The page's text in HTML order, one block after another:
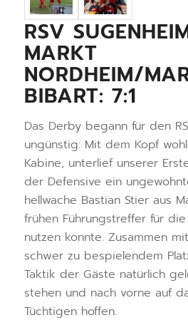
RSV
MARKT
NORDHEIM/
BIBART: 7:1
Das Derby begann für den
ungünstig: Mit dem Kopf
Kabine, unterlief unserer
der Defensive ein
hellwache Bastian Stier aus
frühen Führungstreffer für
nutzen konnte. Zusammen
schwer zu bespielendem
Taktik der Gäste natürlich
stehen und nach vorne auf
Tüchtigen hoffen.